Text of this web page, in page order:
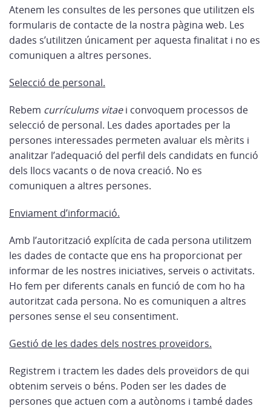
Atenem les consultes de les persones que utilitzen els
formularis de contacte de la nostra pàgina web. Les
dades s’utilitzen únicament per aquesta finalitat i no es
comuniquen a altres persones.
Selecció de personal.
Rebem currículums vitaei convoquem processos de
selecció de personal. Les dades aportades per la
persones interessades permeten avaluar els mèrits i
analitzar l’adequació del perfil dels candidats en funció
dels llocs vacants o de nova creació. No es
comuniquen a altres persones.
Enviament d’informació.
Amb l’autorització explícita de cada persona utilitzem
les dades de contacte que ens ha proporcionat per
informar de les nostres iniciatives, serveis o activitats.
Ho fem per diferents canals en funció de com ho ha
autoritzat cada persona. No es comuniquen a altres
persones sense el seu consentiment.
Gestió de les dades dels nostres proveïdors.
Registrem i tractem les dades dels proveïdors de qui
obtenim serveis o béns. Poden ser les dades de
persones que actuen com a autònoms i també dades